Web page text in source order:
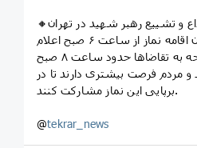
🔸فرمانده قرارگاه برگزاری وداع و تشییع رهبر شهید در تهران
اظهار کرد: پیش از این زمان اقامه نماز از ساعت ۶ صبح اعلام
شده بود اما اکنون باتوجه به تقاضاها حدود ساعت ۸ صبح
و مردم فرصت بیشتری دارند تا در
برپایی این نماز مشارکت کنند.
@tekrar_news